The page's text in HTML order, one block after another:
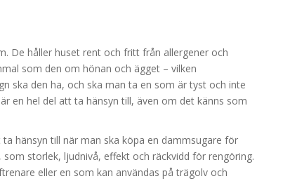
De håller huset rent och fritt från allergener och
som den om hönan och ägget – vilken
ska den ha, och ska man ta en som är tyst och inte
en hel del att ta hänsyn till, även om det känns som
hänsyn till när man ska köpa en dammsugare för
storlek, ljudnivå, effekt och räckvidd för rengöring.
eller en som kan användas på trägolv och